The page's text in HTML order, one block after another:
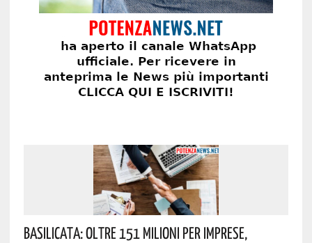
Basilicata: Oltre 151 Milioni Per Imprese,